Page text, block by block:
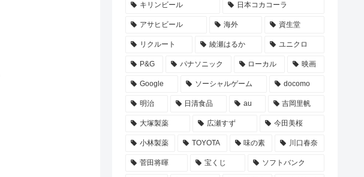
キリンビール 日本コカコーラ
アサヒビール 海外 資生堂
リクルート 綾瀬はるか ユニクロ
P&G パナソニック ローカル 映画
Google ソーシャルゲーム docomo
明治 日清食品 au 吉岡里帆
大塚製薬 広瀬すず 今田美桜
小林製薬 TOYOTA 味の素 川口春奈
菅田将暉 宝くじ ソフトバンク